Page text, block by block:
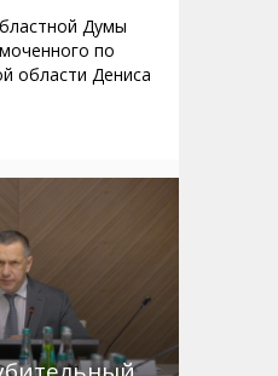
Думы
по
области Дениса